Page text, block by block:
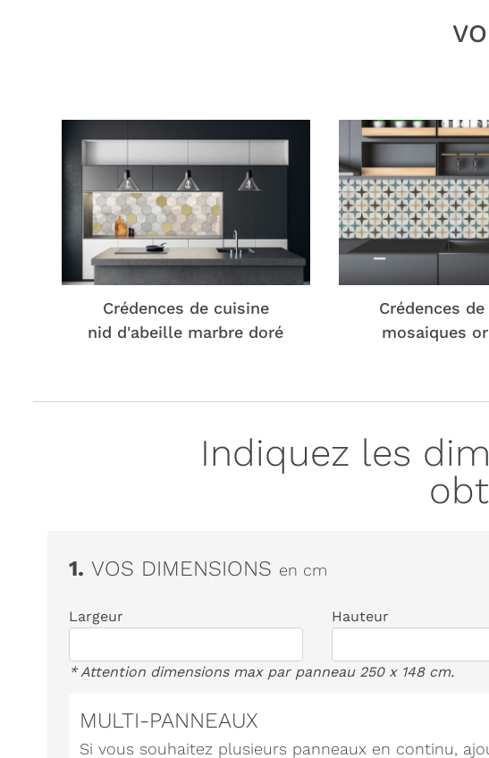
Crédences de cuisine
nid d'abeille marbre doré
Crédences
mosaiques
Indiquez les
1. VOS DIMENSIONS en cm
Largeur Hauteur
* Attention dimensions max par panneau 250 x 148 cm.
MULTI-PANNEAUX
Si vous souhaitez plusieurs panneaux en continu,